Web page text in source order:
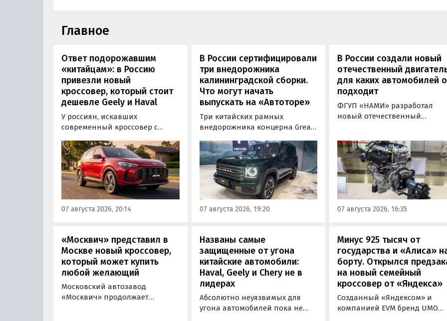
Главное
Ответ подорожавшим
«китайцам»: в Россию
привезли новый
кроссовер, который стоит
дешевле Geely и Haval
У россиян, искавших
современный кроссовер с
доступной цене, теперь есть
еще один вариант с китайского
рынка — MG ZS. В Китае он
стоит от 900 000 рублей по
текущему курсу, а в РФ с учетом
всех расходов за него нужно
отдать минимум 1 500 000
07 августа 2026, 20:14
В России сертифицировали
три внедорожника
калининградской сборки.
Что могут начать
выпускать на «Автоторе»
Три китайских рамных
внедорожника концерна Great
калининградском заводе
«Автотор». Речь о Haval H9,
Tank 400 и Tank 500, которые
успешно прошли
сертификацию и получили
Одобрения типа
транспортного средства (ОТТС).
07 августа 2026, 19:20
В России создали новый
отечественный
для каких автомобилей
подходит
ФГУП «НАМИ» разработал
новый отечественный
получивший индекс 414320.
Корреспонденту
«Автоновостей дня» удалось
лично ознакомиться с
новинкой на выставке
«Иннопром» в
07 августа 2026, 16:35
«Москвич» представил в
Москве новый кроссовер,
который может купить
любой желающий
Московский автозавод
«Москвич» продолжает
Названы самые
защищенные от угона
китайские автомобили:
Haval, Geely и Chery не в
лидерах
Абсолютно неуязвимых для
угона автомобилей пока не
Минус 925 тысяч от
государства и «Алиса»
борту. Открылся
на новый семейный
кроссовер от «Яндекса»
Созданный «Яндексом» и
компанией EVM бренд UMO